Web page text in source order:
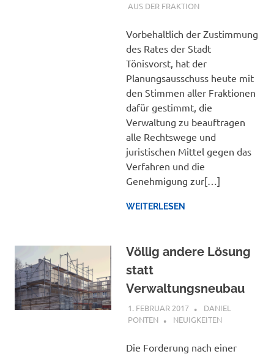
AUS DER FRAKTION
Vorbehaltlich der Zustimmung
des Rates der Stadt
Tönisvorst, hat der
Planungsausschuss heute mit
den Stimmen aller Fraktionen
dafür gestimmt, die
Verwaltung zu beauftragen
alle Rechtswege und
juristischen Mittel gegen das
Verfahren und die
Genehmigung zur[…]
WEITERLESEN
Völlig andere Lösung
statt
Verwaltungsneubau
1. FEBRUAR 2017
DANIEL
PONTEN
NEUIGKEITEN
Die Forderung nach einer